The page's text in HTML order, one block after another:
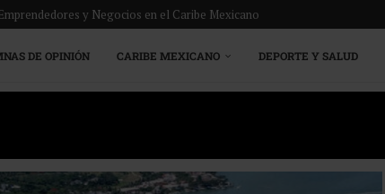
y Negocios en el Caribe Mexicano
DE OPINIÓN CARIBE MEXICANO DEPORTE Y SALUD